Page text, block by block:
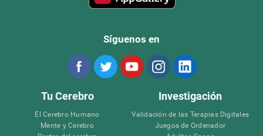
Síguenos en
Tu Cerebro
El Cerebro Humano
Mente y Cerebro
Investigación
Validación de las Terapias Digitales
Juegos de Ordenador